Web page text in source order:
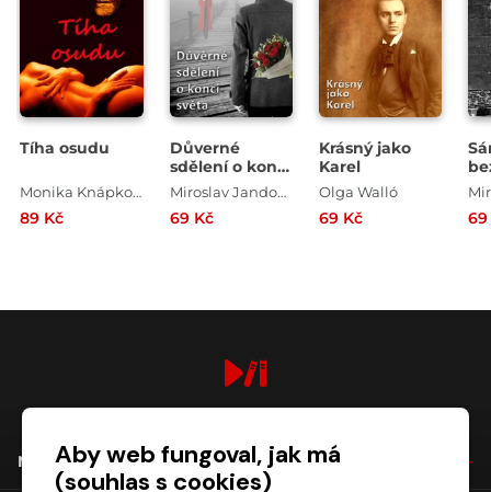
Tíha osudu
Monika Knápková
89 Kč
Důverné
sdělení o konci
světa
Miroslav Jandovský
69 Kč
Krásný jako
Karel
Olga Walló
69 Kč 69
NÁKUPAby web fungoval, jak má
(souhlas s cookies)